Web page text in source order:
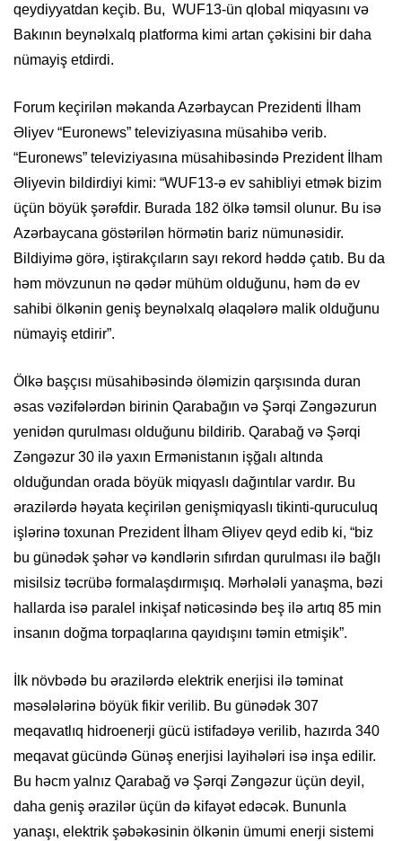
qeydiyyatdan keçib. Bu, WUF13-ün qlobal miqyasını və
Bakının beynəlxalq platforma kimi artan çəkisini bir daha
nümayiş etdirdi.
Forum keçirilən məkanda Azərbaycan Prezidenti İlham
Əliyev “Euronews” televiziyasına müsahibə verib.
“Euronews” televiziyasına müsahibəsində Prezident İlham
Əliyevin bildirdiyi kimi: “WUF13-ə ev sahibliyi etmək bizim
üçün böyük şərəfdir. Burada 182 ölkə təmsil olunur. Bu isə
Azərbaycana göstərilən hörmətin bariz nümunəsidir.
Bildiyimə görə, iştirakçıların sayı rekord həddə çatıb. Bu da
həm mövzunun nə qədər mühüm olduğunu, həm də ev
sahibi ölkənin geniş beynəlxalq əlaqələrə malik olduğunu
nümayiş etdirir”.
Ölkə başçısı müsahibəsində öləmizin qarşısında duran
əsas vəzifələrdən birinin Qarabağın və Şərqi Zəngəzurun
yenidən qurulması olduğunu bildirib. Qarabağ və Şərqi
Zəngəzur 30 ilə yaxın Ermənistanın işğalı altında
olduğundan orada böyük miqyaslı dağıntılar vardır. Bu
ərazilərdə həyata keçirilən genişmiqyaslı tikinti-quruculuq
işlərinə toxunan Prezident İlham Əliyev qeyd edib ki, “biz
bu günədək şəhər və kəndlərin sıfırdan qurulması ilə bağlı
misilsiz təcrübə formalaşdırmışıq. Mərhələli yanaşma, bəzi
hallarda isə paralel inkişaf nəticəsində beş ilə artıq 85 min
insanın doğma torpaqlarına qayıdışını təmin etmişik”.
İlk növbədə bu ərazilərdə elektrik enerjisi ilə təminat
məsələlərinə böyük fikir verilib. Bu günədək 307
meqavatlıq hidroenerji gücü istifadəyə verilib, hazırda 340
meqavat gücündə Günəş enerjisi layihələri isə inşa edilir.
Bu həcm yalnız Qarabağ və Şərqi Zəngəzur üçün deyil,
daha geniş ərazilər üçün də kifayət edəcək. Bununla
yanaşı, elektrik şəbəkəsinin ölkənin ümumi enerji sistemi